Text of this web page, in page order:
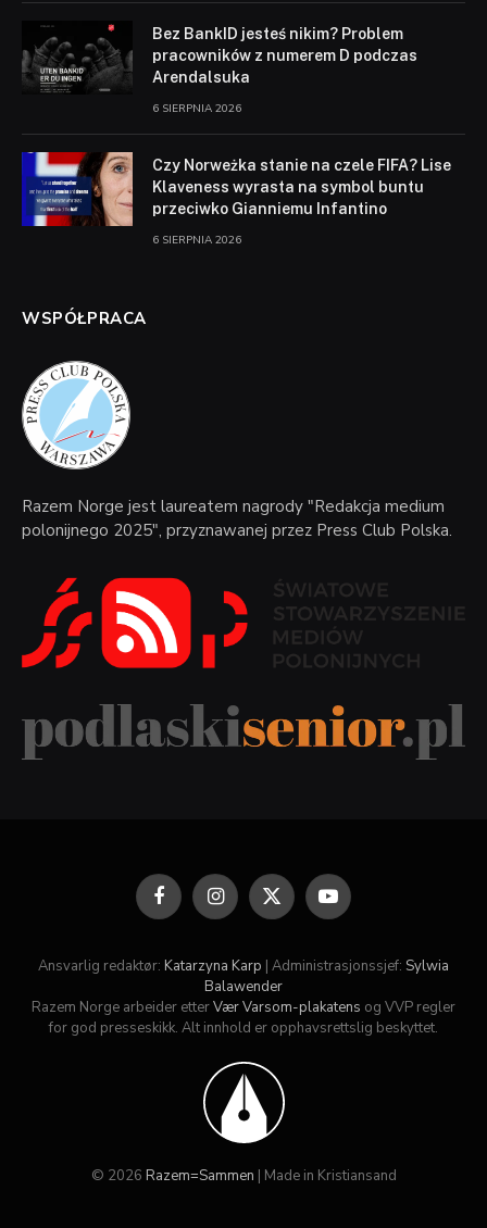
Bez BankID jesteś nikim? Problem
pracowników z numerem D podczas
Arendalsuka
6 SIERPNIA 2026
Czy Norweżka stanie na czele FIFA? Lise
Klaveness wyrasta na symbol buntu
przeciwko Gianniemu Infantino
6 SIERPNIA 2026
WSPÓŁPRACA
Razem Norge jest laureatem nagrody "Redakcja medium
polonijnego 2025", przyznawanej przez Press Club Polska.
FacebookInstagram
X
(Twitter)
YouTube
Ansvarlig redaktør: Katarzyna Karp | Administrasjonssjef: Sylwia
Balawender
Razem Norge arbeider etterVær Varsom-plakatens og VVP regler
for god presseskikk. Alt innhold er opphavsrettslig beskyttet.
© 2026 Razem=Sammen | Made in Kristiansand